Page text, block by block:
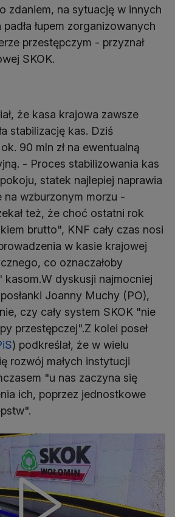
zdaniem, na sytuację w innych
łupem zorganizowanych
przestępczym - przyznał
SKOK.
że kasa krajowa zawsze
stabilizację kas. Dziś
90 mln zł na ewentualną
- Proces stabilizowania kas
statek najlepiej naprawia
na wzburzonym morzu -
też, że choć ostatni rok
brutto", KNF cały czas nosi
w kasie krajowej
co oznaczałoby
kasom.W dyskusji najmocniej
posłanki Joanny Muchy (PO),
czy cały system SKOK "nie
przestępczej".Z kolei poseł
) podkreślał, że w wielu
rozwój małych instytucji
"u nas zaczyna się
ich, poprzez jednostkowe